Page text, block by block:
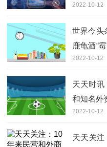
2022-10-12
世界今头
鹿龟酒“
规定
2022-10-12
天天时讯
和知名外
2022-10-12
天天关